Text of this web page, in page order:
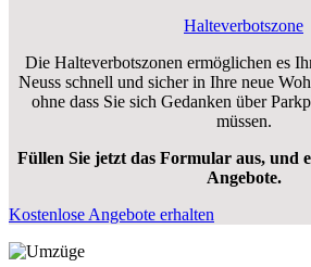
Halteverbotszone
Die Halteverbotszonen ermöglichen es
Neuss schnell und sicher in Ihre neue
ohne dass Sie sich Gedanken über
müssen.
Füllen Sie jetzt das Formular aus, und
Angebote.
Kostenlose Angebote erhalten